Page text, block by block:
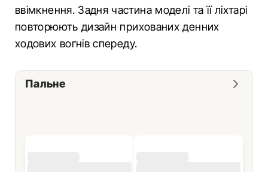
ввімкнення. Задня частина моделі та її ліхтарі
повторюють дизайн прихованих денних
ходових вогнів спереду.
Пальне